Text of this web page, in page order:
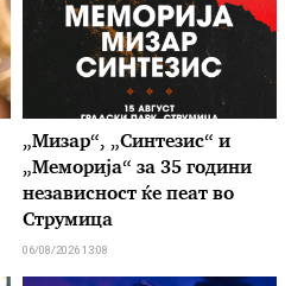
„Мизар“, „Синтезис“ и
„Меморија“ за 35 години
независност ќе пеат во
Струмица
06/08/2026 13:08